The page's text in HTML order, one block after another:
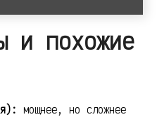
и похожие
мощнее, но сложнее